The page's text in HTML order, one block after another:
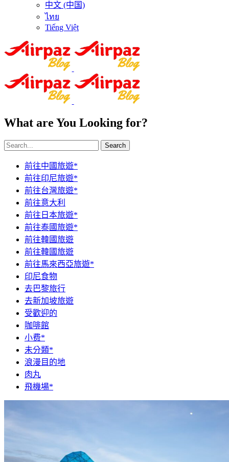
中文 (中国)
ไทย
Tiếng Việt
What are You Looking for?
Search
前往中國旅遊*
前往印尼旅遊*
前往台灣旅遊*
前往意大利
前往日本旅遊*
前往泰國旅遊*
前往韓國旅遊
前往韓國旅遊
前往馬來西亞旅遊*
印尼食物
去巴黎旅行
去新加坡旅遊
受歡迎的
咖啡館
小费*
未分類*
浪漫目的地
肉丸
飛機場*